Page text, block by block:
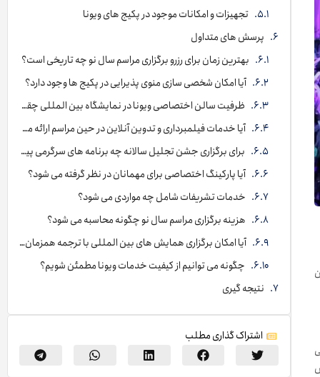
تجهیزات و امکانات موجود در پکیج های ویونا
پرسش های متداول
بهترین زمان برای رزرو برگزاری مراسم سال نو چه تاریخی است؟
آیا امکان شخصی سازی منوی پذیرایی در پکیج ها وجود دارد؟
ظرفیت سالن اختصاصی ویونا در نمایشگاه بین المللی چقدر است؟
آیا خدمات فیلمبرداری و تدوین آنلاین در حین مراسم ارائه می شود؟
برای برگزاری جشن تجلیل سالانه چه برنامه های سرگرمی پیشنهاد می دهید؟
آیا پارکینگ اختصاصی برای مهمانان در نظر گرفته می شود؟
خدمات تشریفات شامل چه مواردی می شود؟
هزینه برگزاری مراسم سال نو چگونه محاسبه می شود؟
آیا امکان برگزاری همایش های بین المللی با ترجمه همزمان وجود دارد؟
چگونه می توانیم از کیفیت خدمات ویونا مطمئن شویم؟
نتیجه گیری
اشتراک گذاری مطلب